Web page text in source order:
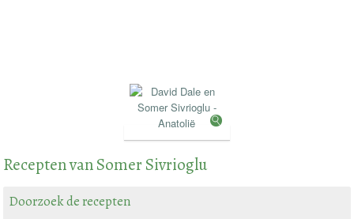
Recepten van Somer Sivrioglu
Doorzoek de recepten